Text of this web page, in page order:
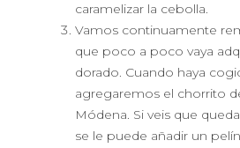
caramelizar la cebolla.
Vamos continuamente
que poco a poco vaya
dorado. Cuando haya
agregaremos el chorrito
Módena. Si veis que
se le puede añadir un